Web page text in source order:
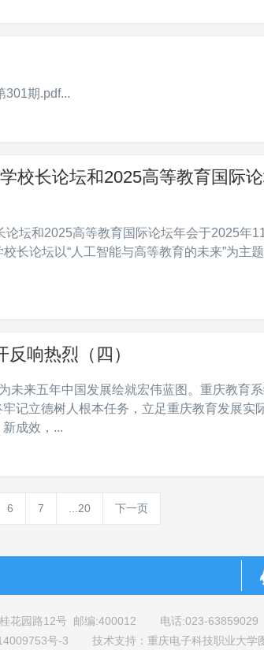
301期.pdf...
校长论坛和2025高等教育国际
坛和2025高等教育国际论坛年会于2025年
长论坛以“人工智能与高等教育的未来”为主题
响热烈（四）
未来五年中国发展绘就宏伟蓝图。重庆教育
记立德树人根本任务，立足重庆教育发展实
成效，...
6 7 ...20 下一页
花园路12号 邮编:400012 电话:023-
号-3
技术支持：重庆电子科技职业大学